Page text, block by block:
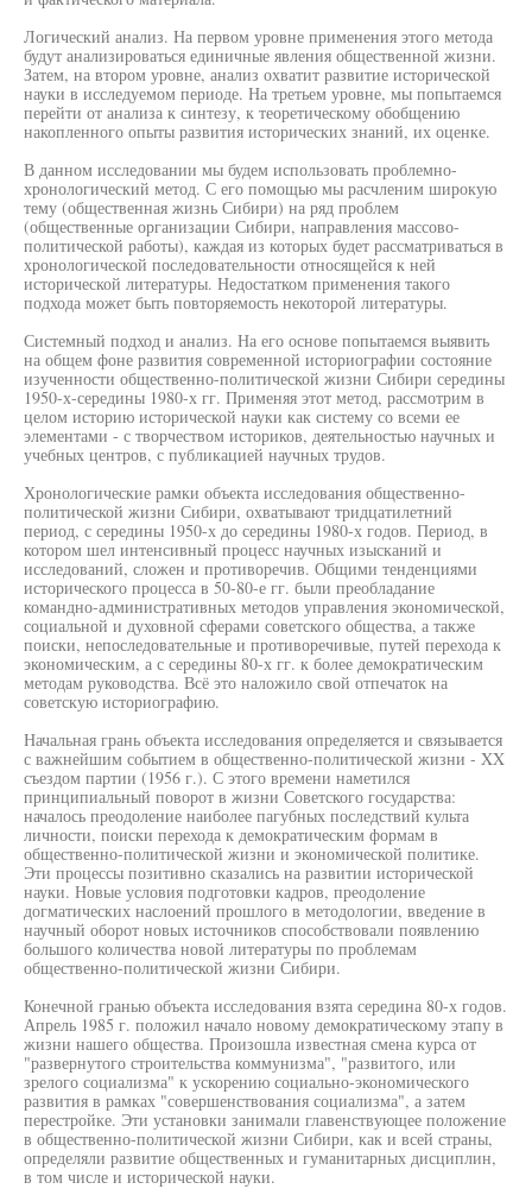
Логический анализ. На первом уровне применения этого метода
будут анализироваться единичные явления общественной жизни.
Затем, на втором уровне, анализ охватит развитие исторической
науки в исследуемом периоде. На третьем уровне, мы попытаемся
перейти от анализа к синтезу, к теоретическому обобщению
накопленного опыты развития исторических знаний, их оценке.
В данном исследовании мы будем использовать проблемно-
хронологический метод. С его помощью мы расчленим широкую
тему (общественная жизнь Сибири) на ряд проблем
(общественные организации Сибири, направления массово-
политической работы), каждая из которых будет рассматриваться в
хронологической последовательности относящейся к ней
исторической литературы. Недостатком применения такого
подхода может быть повторяемость некоторой литературы.
Системный подход и анализ. На его основе попытаемся выявить
на общем фоне развития современной историографии состояние
изученности общественно-политической жизни Сибири середины
1950-х-середины 1980-х гг. Применяя этот метод, рассмотрим в
целом историю исторической науки как систему со всеми ее
элементами - с творчеством историков, деятельностью научных и
учебных центров, с публикацией научных трудов.
Хронологические рамки объекта исследования общественно-
политической жизни Сибири, охватывают тридцатилетний
период, с середины 1950-х до середины 1980-х годов. Период, в
котором шел интенсивный процесс научных изысканий и
исследований, сложен и противоречив. Общими тенденциями
исторического процесса в 50-80-е гг. были преобладание
командно-административных методов управления экономической,
социальной и духовной сферами советского общества, а также
поиски, непоследовательные и противоречивые, путей перехода к
экономическим, а с середины 80-х гг. к более демократическим
методам руководства. Всё это наложило свой отпечаток на
советскую историографию.
Начальная грань объекта исследования определяется и связывается
с важнейшим событием в общественно-политической жизни - XX
съездом партии (1956 г.). С этого времени наметился
принципиальный поворот в жизни Советского государства:
началось преодоление наиболее пагубных последствий культа
личности, поиски перехода к демократическим формам в
общественно-политической жизни и экономической политике.
Эти процессы позитивно сказались на развитии исторической
науки. Новые условия подготовки кадров, преодоление
догматических наслоений прошлого в методологии, введение в
научный оборот новых источников способствовали появлению
большого количества новой литературы по проблемам
общественно-политической жизни Сибири.
Конечной гранью объекта исследования взята середина 80-х годов.
Апрель 1985 г. положил начало новому демократическому этапу в
жизни нашего общества. Произошла известная смена курса от
"развернутого строительства коммунизма", "развитого, или
зрелого социализма" к ускорению социально-экономического
развития в рамках "совершенствования социализма", а затем
перестройке. Эти установки занимали главенствующее положение
в общественно-политической жизни Сибири, как и всей страны,
определяли развитие общественных и гуманитарных дисциплин,
в том числе и исторической науки.